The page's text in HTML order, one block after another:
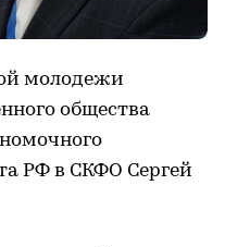
молодежи
общества
РФ в СКФО Сергей